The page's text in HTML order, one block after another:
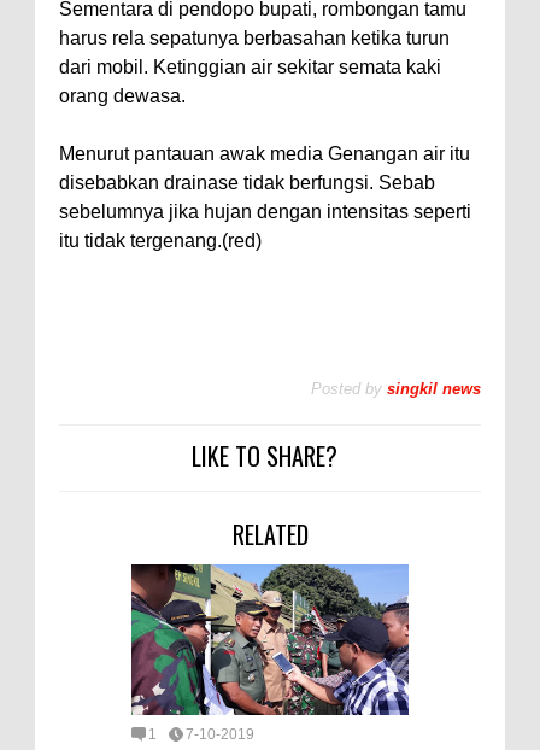
Sementara di pendopo bupati, rombongan tamu
harus rela sepatunya berbasahan ketika turun
dari mobil. Ketinggian air sekitar semata kaki
orang dewasa.
Menurut pantauan awak media Genangan air itu
disebabkan drainase tidak berfungsi. Sebab
sebelumnya jika hujan dengan intensitas seperti
itu tidak tergenang.(red)
Posted by singkil news
LIKE TO SHARE?
RELATED
1 7-10-2019